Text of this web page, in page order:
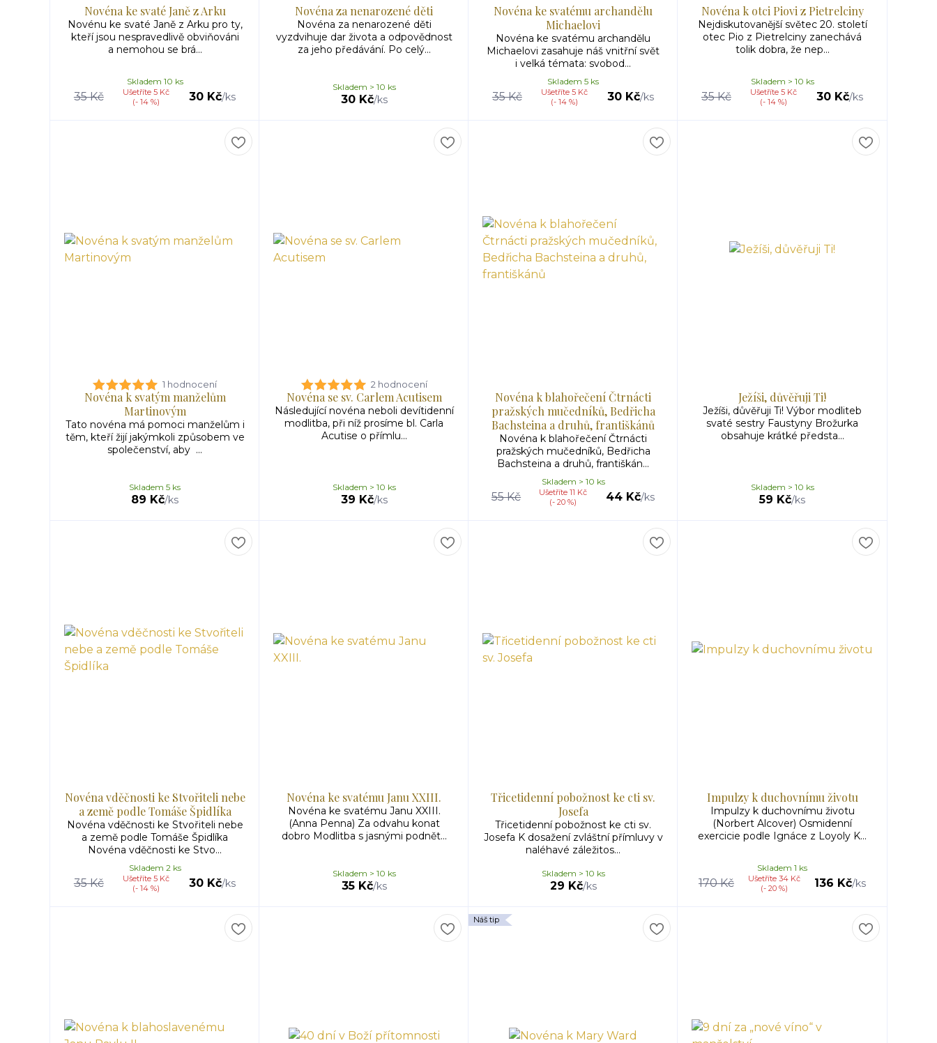
Novéna ke svaté Janě z Arku
Novénu ke svaté Janě z Arku pro ty,
kteří jsou nespravedlivě obviňováni
a nemohou se brá...
35 Kč
Ušetříte 5 Kč
(- 14 %)
30 Kč/ks
Skladem 10 ks
Novéna za nenarozené děti
Novéna za nenarozené děti
vyzdvihuje dar života a odpovědnost
za jeho předávání. Po celý...
30 Kč/ks
Skladem > 10 ks
Novéna ke svatému archandělu
Michaelovi
Novéna ke svatému archandělu
Michaelovi zasahuje náš vnitřní svět
i velká témata: svobod...
35 Kč
Ušetříte 5 Kč
(- 14 %)
30 Kč/ks
Skladem 5 ks
Novéna k otci Piovi z Pietrelciny
Nejdiskutovanější světec 20. století
otec Pio z Pietrelciny zanechává
tolik dobra, že nep...
35 Kč
Ušetříte 5 Kč
(- 14 %)
30 Kč/ks
Skladem > 10 ks
1 hodnocení
Novéna k svatým manželům
Martinovým
Tato novéna má pomoci manželům i
těm, kteří žijí jakýmkoli způsobem ve
společenství, aby ...
89 Kč/ks
Skladem 5 ks
2 hodnocení
Novéna se sv. Carlem Acutisem
Následující novéna neboli devítidenní
modlitba, při níž prosíme bl. Carla
Acutise o přímlu...
39 Kč/ks
Skladem > 10 ks
Novéna k blahořečení Čtrnácti
pražských mučedníků, Bedřicha
Bachsteina a druhů, františkánů
Novéna k blahořečení Čtrnácti
pražských mučedníků, Bedřicha
Bachsteina a druhů, františkán...
55 Kč
Ušetříte 11 Kč
(- 20 %)
44 Kč/ks
Skladem > 10 ks
Ježíši, důvěřuji Ti!
Ježíši, důvěřuji Ti! Výbor modliteb
svaté sestry Faustyny Brožurka
obsahuje krátké předsta...
59 Kč/ks
Skladem > 10 ks
Novéna vděčnosti ke Stvořiteli nebe
a země podle Tomáše Špidlíka
Novéna vděčnosti ke Stvořiteli nebe
a země podle Tomáše Špidlíka
Novéna vděčnosti ke Stvo...
35 Kč
Ušetříte 5 Kč
(- 14 %)
30 Kč/ks
Skladem 2 ks
Novéna ke svatému Janu XXIII.
Novéna ke svatému Janu XXIII.
(Anna Penna) Za odvahu konat
dobro Modlitba s jasnými podnět...
35 Kč/ks
Skladem > 10 ks
Třicetidenní pobožnost ke cti sv.
Josefa
Třicetidenní pobožnost ke cti sv.
Josefa K dosažení zvláštní přímluvy v
naléhavé záležitos...
29 Kč/ks
Skladem > 10 ks
Impulzy k duchovnímu životu
Impulzy k duchovnímu životu
(Norbert Alcover) Osmidenní
exercicie podle Ignáce z Loyoly K...
170 Kč
Ušetříte 34 Kč
(- 20 %)
136 Kč/ks
Skladem 1 ks
Náš tip